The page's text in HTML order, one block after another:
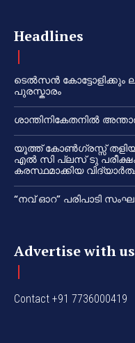
Headlines
ടെൽസൻ
പുരസ്കാരം
ശാന്തിനികേതനിൽ
യൂത്ത് കോൺഗ്രസ്സ്
എൽ സി പ്ലസ് ടു
കരസ്ഥമാക്കിയ
“നവ് ഓറ” പരിപാടി
Advertise with us
Contact +91 7736000419